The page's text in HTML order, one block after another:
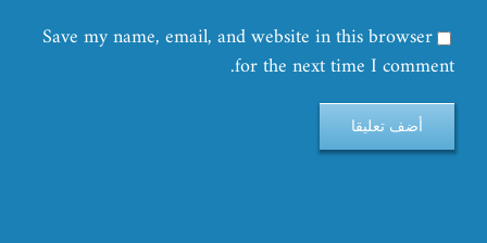
Save my name, email, and website in this browser
for the next time I comment.